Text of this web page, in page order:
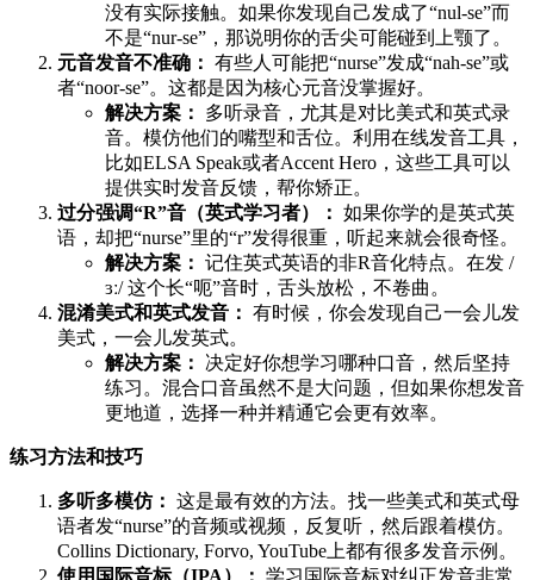
没有实际接触。如果你发现自己发成了“nul-se”而
不是“nur-se”，那说明你的舌尖可能碰到上颚了。
元音发音不准确： 有些人可能把“nurse”发成“nah-se”或
者“noor-se”。这都是因为核心元音没掌握好。
解决方案：
多听录音，尤其是对比美式和英式录
音。模仿他们的嘴型和舌位。利用在线发音工具，
比如ELSA Speak或者Accent Hero，这些工具可以
提供实时发音反馈，帮你矫正。
过分强调“R”音（英式学习者）： 如果你学的是英式英
语，却把“nurse”里的“r”发得很重，听起来就会很奇怪。
解决方案： 记住英式英语的非R音化特点。在发 /
ɜː/ 这个长“呃”音时，舌头放松，不卷曲。
混淆美式和英式发音： 有时候，你会发现自己一会儿发
美式，一会儿发英式。
解决方案：
决定好你想学习哪种口音，然后坚持
练习。混合口音虽然不是大问题，但如果你想发音
更地道，选择一种并精通它会更有效率。
练习方法和技巧
多听多模仿： 这是最有效的方法。找一些美式和英式母
语者发“nurse”的音频或视频，反复听，然后跟着模仿。
Collins Dictionary, Forvo, YouTube上都有很多发音示例。
使用国际音标（IPA）： 学习国际音标对纠正发音非常